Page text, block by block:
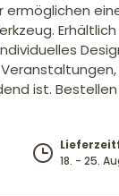
ermöglichen
ist.
18. - 25.